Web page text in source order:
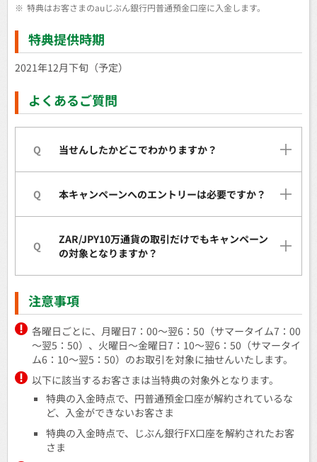
※ 特典はお客さまのauじぶん銀行円普通預金口座に入金します。
特典提供時期
2021年12月下旬（予定）
よくあるご質問
Q 当せんしたかどこでわかりますか？
Q 本キャンペーンへのエントリーは必要ですか？
Q
ZAR/JPY10万通貨の取引だけでもキャンペーン
の対象となりますか？
注意事項
各曜日ごとに、月曜日7：00～翌6：50（サマータイム7：00
～翌5：50）、火曜日～金曜日7：10～翌6：50（サマータイ
ム6：10～翌5：50）のお取引を対象に抽せんいたします。
以下に該当するお客さまは当特典の対象外となります。
特典の入金時点で、円普通預金口座が解約されているな
ど、入金ができないお客さま
特典の入金時点で、じぶん銀行FX口座を解約されたお客
さま